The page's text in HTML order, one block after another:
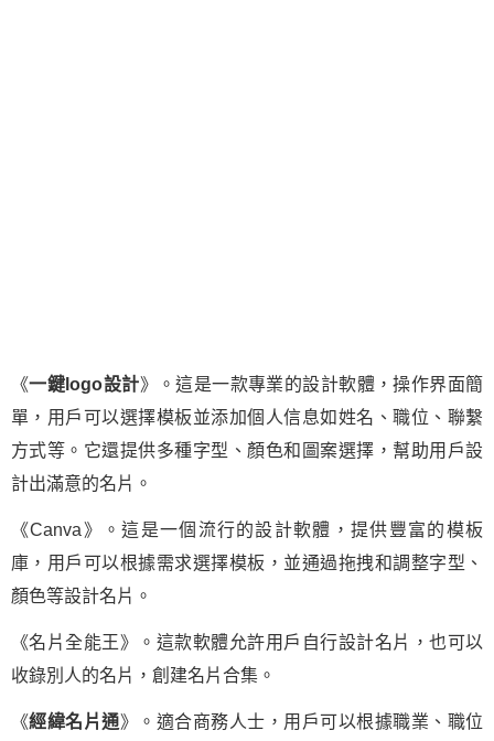
《一鍵logo設計》。這是一款專業的設計軟體，操作界面簡
單，用戶可以選擇模板並添加個人信息如姓名、職位、聯繫
方式等。它還提供多種字型、顏色和圖案選擇，幫助用戶設
計出滿意的名片。
《Canva》。這是一個流行的設計軟體，提供豐富的模板
庫，用戶可以根據需求選擇模板，並通過拖拽和調整字型、
顏色等設計名片。
《名片全能王》。這款軟體允許用戶自行設計名片，也可以
收錄別人的名片，創建名片合集。
《經緯名片通》。適合商務人士，用戶可以根據職業、職位